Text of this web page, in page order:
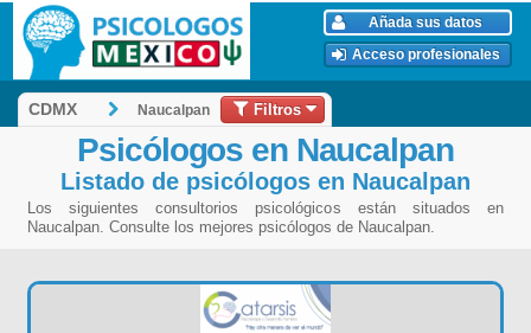
Añada sus datos
Acceso profesionales
CDMX Naucalpan Filtros
Psicólogos en Naucalpan
Listado de psicólogos en Naucalpan
Los siguientes consultorios psicológicos están situados en
Naucalpan. Consulte los mejores psicólogos de Naucalpan.